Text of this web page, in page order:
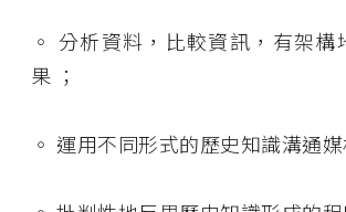
◦ 分析資料，比較資訊，有架構
果 ；
◦ 運用不同形式的歷史知識溝通媒